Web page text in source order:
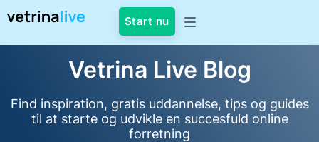
Start nu
Vetrina Live Blog
Find inspiration, gratis uddannelse, tips og guides
til at starte og udvikle en succesfuld online
forretning